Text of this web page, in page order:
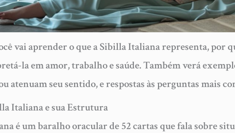
vai aprender o que a Sibilla Italiana representa, por
la em amor, trabalho e saúde. Também verá
atenuam seu sentido, e respostas às perguntas mais
Italiana e sua Estrutura
é um baralho oracular de 52 cartas que fala sobre